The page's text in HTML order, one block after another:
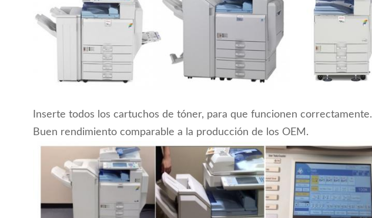
Inserte todos los cartuchos de tóner, para que funcionen correctamente.
Buen rendimiento comparable a la producción de los OEM.